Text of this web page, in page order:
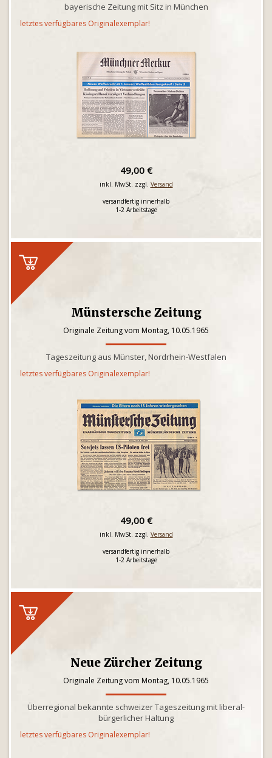
bayerische Zeitung mit Sitz in München
letztes verfügbares Originalexemplar!
49,00 €
inkl. MwSt. zzgl. Versand
versandfertig innerhalb
1-2 Arbeitstage
Münstersche Zeitung
Originale Zeitung vom Montag, 10.05.1965
Tageszeitung aus Münster, Nordrhein-Westfalen
letztes verfügbares Originalexemplar!
49,00 €
inkl. MwSt. zzgl. Versand
versandfertig innerhalb
1-2 Arbeitstage
Neue Zürcher Zeitung
Originale Zeitung vom Montag, 10.05.1965
Überregional bekannte schweizer Tageszeitung mit liberal-
bürgerlicher Haltung
letztes verfügbares Originalexemplar!